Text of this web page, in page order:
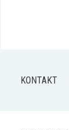
KONTAKT